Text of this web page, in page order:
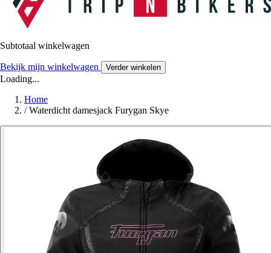
Subtotaal winkelwagen
Bekijk mijn winkelwagen Verder winkelen
Loading...
Home
/ Waterdicht damesjack Furygan Skye